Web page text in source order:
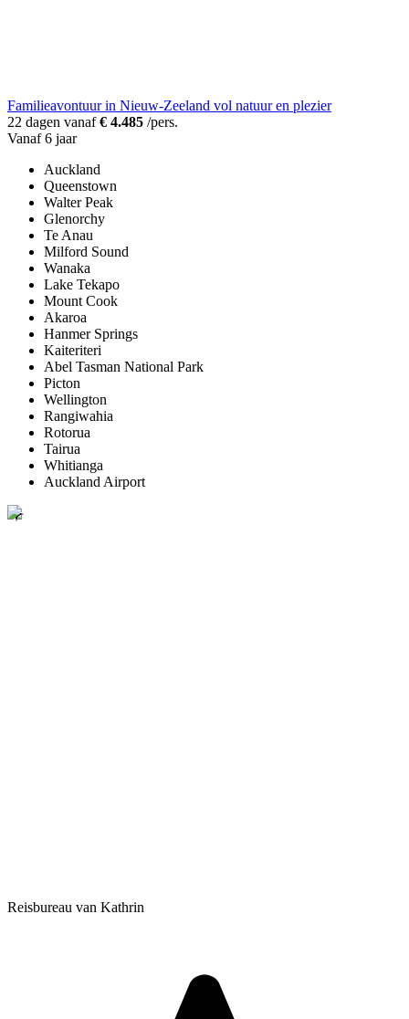
Familieavontuur in Nieuw-Zeeland vol natuur en plezier
22 dagen vanaf€ 4.485 /pers.
Vanaf 6 jaar
Auckland
Queenstown
Walter Peak
Glenorchy
Te Anau
Milford Sound
Wanaka
Lake Tekapo
Mount Cook
Akaroa
Hanmer Springs
Kaiteriteri
Abel Tasman National Park
Picton
Wellington
Rangiwahia
Rotorua
Tairua
Whitianga
Auckland Airport
Reisbureau van Kathrin